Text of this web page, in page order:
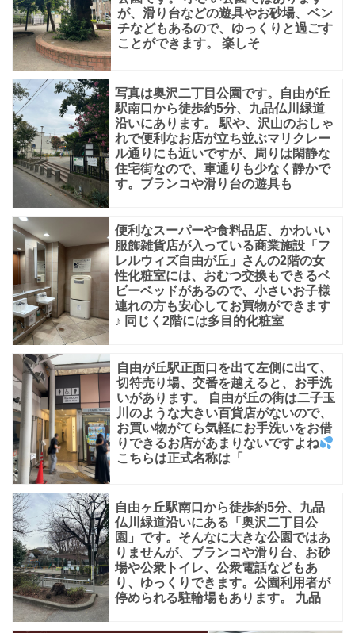
す。
熊
野
神
社
と
は、
自
由
が
丘
駅
正
面
口
か
ら
が、滑り台などの遊具やお砂場、ベン
チなどもあるので、ゆっくりと過ごす
ことができます。 楽しそ
写真は奥沢二丁目公園です。自由が丘
駅南口から徒歩約5分、九品仏川緑道
沿いにあります。 駅や、沢山のおしゃ
れで便利なお店が立ち並ぶマリクレー
ル通りにも近いですが、周りは閑静な
住宅街なので、車通りも少なく静かで
す。ブランコや滑り台の遊具も
便利なスーパーや食料品店、かわいい
服飾雑貨店が入っている商業施設「フ
レルウィズ自由が丘」さんの2階の女
性化粧室には、おむつ交換もできるベ
ビーベッドがあるので、小さいお子様
連れの方も安心してお買物ができます
♪ 同じく2階には多目的化粧室
自由が丘駅正面口を出て左側に出て、
切符売り場、交番を越えると、お手洗
いがあります。 自由が丘の街は二子玉
川のような大きい百貨店がないので、
お買い物がてら気軽にお手洗いをお借
りできるお店があまりないですよね
こちらは正式名称は「
自由ヶ丘駅南口から徒歩約5分、九品
仏川緑道沿いにある「奥沢二丁目公
園」です。そんなに大きな公園ではあ
りませんが、ブランコや滑り台、お砂
場や公衆トイレ、公衆電話などもあ
り、ゆっくりできます。公園利用者が
停められる駐輪場もあります。 九品